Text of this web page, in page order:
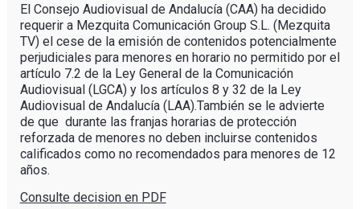
El Consejo Audiovisual de Andalucía (CAA) ha decidido
requerir a Mezquita Comunicación Group S.L. (Mezquita
TV) el cese de la emisión de contenidos potencialmente
perjudiciales para menores en horario no permitido por el
artículo 7.2 de la Ley General de la Comunicación
Audiovisual (LGCA) y los artículos 8 y 32 de la Ley
Audiovisual de Andalucía (LAA).También se le advierte
de que durante las franjas horarias de protección
reforzada de menores no deben incluirse contenidos
calificados como no recomendados para menores de 12
años.
Consulte decision en PDF